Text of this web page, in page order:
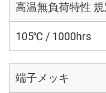
高温無負荷特性
105℃ / 1000hrs
端子メッキ